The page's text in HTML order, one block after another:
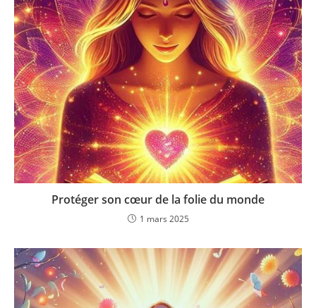
Protéger son cœur de la folie du monde
1 mars 2025